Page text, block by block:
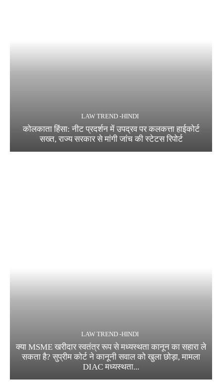
LAW TREND -HINDI
कोलकाता हिंसा: नीट प्रदर्शन में उपद्रव पर कलकत्ता हाईकोर्ट
सख्त, राज्य सरकार से मांगी जांच की स्टेटस रिपोर्ट
LAW TREND -HINDI
क्या MSME खरीदार स्वतंत्र रूप से मध्यस्थता कानून का सहारा ले
सकता है? सुप्रीम कोर्ट ने कानूनी सवाल को खुला छोड़ा, मामला
DIAC मध्यस्थता...